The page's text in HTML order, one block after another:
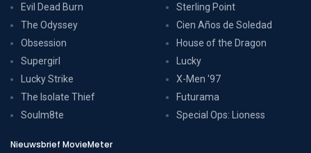
Evil Dead Burn
The Odyssey
Obsession
Supergirl
Lucky Strike
The Isolate Thief
Soulm8te
Sterling Point
Cien Años de Soledad
House of the Dragon
Lucky
X-Men '97
Futurama
Special Ops: Lioness
Nieuwsbrief MovieMeter